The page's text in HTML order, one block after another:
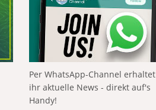
Per WhatsApp-Channel erhaltet
ihr aktuelle News - direkt auf's
Handy!